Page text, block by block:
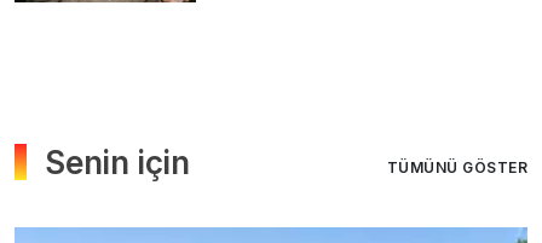
Senin için TÜMÜNÜ GÖSTER